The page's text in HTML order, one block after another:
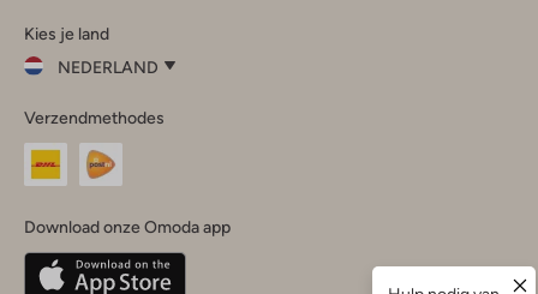
InstagramFacebook
Kies je land
NEDERLAND
je
land
Nederland
Belgique(Français)
Deutschland
Verzendmethodes
Download onze Omoda app